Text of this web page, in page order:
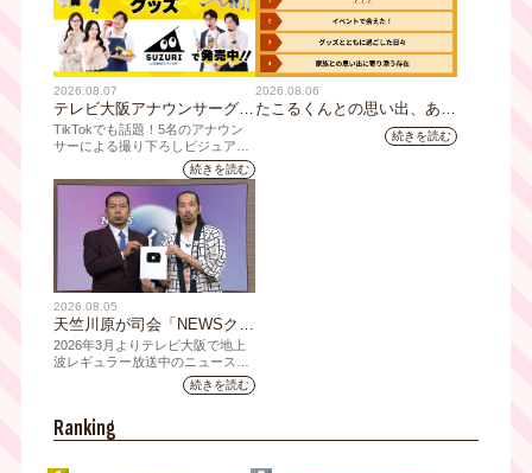
2026.08.07
テレビ大阪アナウンサーグッ
ズの新商品 8月8日(土)に発
売！ テーマは「個性全開」5
人それぞれの"らしさ"を詰め
込んだアイテムが登場
TikTokでも話題！5名のアナウン
サーによる撮り下ろしビジュアル
を使用した新グッズを発売続きを読む
2026.08.06
たこるくんとの思い出、あり
ますか？会員のみなさんに聞
続きを読む
2026.08.05
天竺川原が司会「NEWSクラ
イシス」チャンネル登録者数
10万人突破！テレビ大阪の番
組史上最速記録を更新
2026年3月よりテレビ大阪で地上
波レギュラー放送中のニュース番
組「NEWSクライシス」が、この
たび2026年7月12日(日)に、
人を達成しました。
続きを読む
Ranking